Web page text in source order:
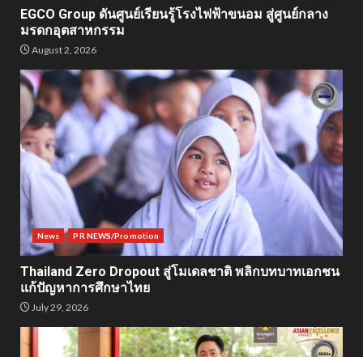
EGCO Group ดันศูนย์เรียนรู้โรงไฟฟ้าขนอม สู่ศูนย์กลาง
มรดกอุตสาหกรรม
August 2, 2026
News PR NEWS/Promotion
Thailand Zero Dropout สู่โมเดลชาติ พลิกบทบาทเอกชน
แก้ปัญหาการศึกษาไทย
July 29, 2026